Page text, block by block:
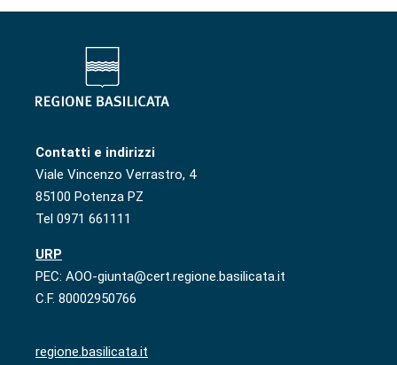
Contatti e indirizzi
Viale Vincenzo Verrastro, 4
85100 Potenza PZ
Tel 0971 661111
URP
PEC: AOO-giunta@cert.regione.basilicata.it
C.F. 80002950766
regione.basilicata.it